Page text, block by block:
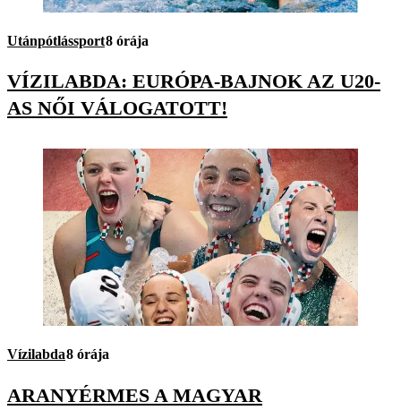
Utánpótlássport8 órája
VÍZILABDA: EURÓPA-BAJNOK AZ U20-
AS NŐI VÁLOGATOTT!
Vízilabda8 órája
ARANYÉRMES A MAGYAR